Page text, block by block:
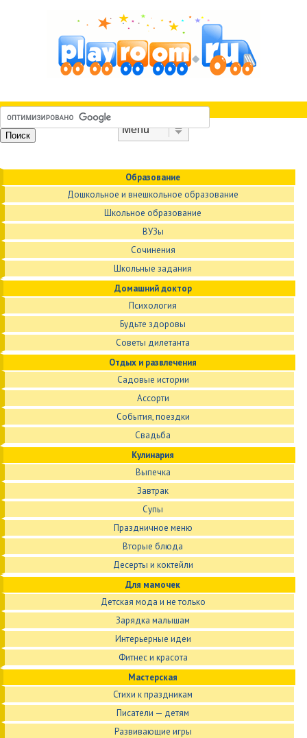
Образование
Дошкольное и внешкольное образование
Школьное образование
ВУЗы
Сочинения
Школьные задания
Домашний доктор
Психология
Будьте здоровы
Советы дилетанта
Отдых и развлечения
Садовые истории
Ассорти
События, поездки
Свадьба
Кулинария
Выпечка
Завтрак
Супы
Праздничное меню
Вторые блюда
Десерты и коктейли
Для мамочек
Детская мода и не только
Зарядка малышам
Интерьерные идеи
Фитнес и красота
Мастерская
Стихи к праздникам
Писатели — детям
Развивающие игры